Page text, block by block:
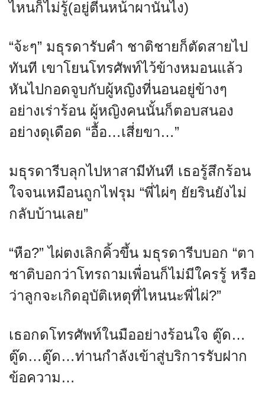
ไหนก็ไม่รู้(อยู่ตีนหน้าผานั่นไง)
“จ้ะๆ” มธุรดารับคำ ชาติชายก็ตัดสายไป
ทันที เขาโยนโทรศัพท์ไว้ข้างหมอนแล้ว
หันไปกอดจูบกับผู้หญิงที่นอนอยู่ข้างๆ
อย่างเร่าร้อน ผู้หญิงคนนั้นก็ตอบสนอง
อย่างดุเดือด “อื้อ…เสี่ยขา…”
มธุรดารีบลุกไปหาสามีทันที เธอรู้สึกร้อน
ใจจนเหมือนถูกไฟรุม “พี่ไผ่ๆ ยัยรินยังไม่
กลับบ้านเลย”
“หือ?” ไผ่ตงเลิกคิ้วขึ้น มธุรดารีบบอก “ตา
ชาติบอกว่าโทรถามเพื่อนก็ไม่มีใครรู้ หรือ
ว่าลูกจะเกิดอุบัติเหตุที่ไหนนะพี่ไผ่?”
เธอกดโทรศัพท์ในมืออย่างร้อนใจ ตู๊ด…
ตู๊ด…ตู๊ด…ท่านกำลังเข้าสู่บริการรับฝาก
ข้อความ…